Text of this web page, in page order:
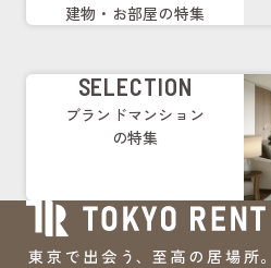
建物・お部屋の特集
SELECTION
ブランドマンション
の特集